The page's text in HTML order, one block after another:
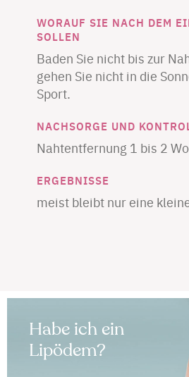
WORAUF SIE NACH DEM
SOLLEN
Baden Sie nicht bis zur
gehen Sie nicht in die
Sport.
NACHSORGE UND
Nahtentfernung 1 bis 2
ERGEBNISSE
meist bleibt nur eine
Habe ich ein
Lipödem?